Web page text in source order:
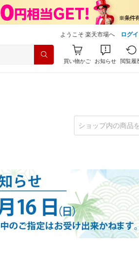
ようこそ 楽天市場へ ログ
買い物かご お知らせ 閲覧履